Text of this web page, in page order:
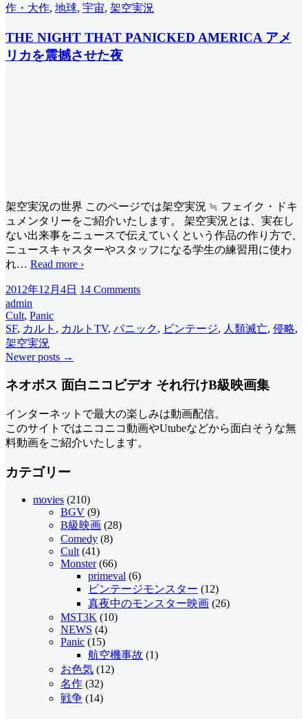
作・大作, 地球, 宇宙, 架空実況
THE NIGHT THAT PANICKED AMERICA アメ
リカを震撼させた夜
架空実況の世界 このページでは架空実況 ≒ フェイク・ドキ
ュメンタリーをご紹介いたします。 架空実況とは、実在し
ない出来事をニュースで伝えていくという作品の作り方で、
ニュースキャスターやスタッフになる学生の練習用に使わ
れ… Read more ›
2012年12月4日 14 Comments
admin
Cult, Panic
SF, カルト , カルトTV, パニック, ビンテージ, 人類滅亡, 侵略,
架空実況
Newer posts →
ネオボス 面白ニコビデオ それ行けB級映画集
インターネットで最大の楽しみは動画配信。
このサイトではニコニコ動画やUtubeなどから面白そうな無
料動画をご紹介いたします。
カテゴリー
movies (210)
BGV (9)
B級映画 (28)
Comedy (8)
Cult (41)
Monster(66)
primeval (6)
ビンテージモンスター (12)
真夜中のモンスター映画 (26)
MST3K (10)
NEWS (4)
Panic (15)
航空機事故 (1)
お色気 (12)
名作 (32)
戦争 (14)